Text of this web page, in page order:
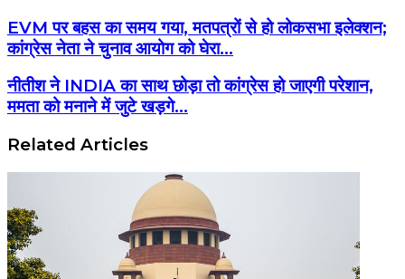
EVM पर बहस का समय गया, मतपत्रों से हो लोकसभा इलेक्शन;
कांग्रेस नेता ने चुनाव आयोग को घेरा...
नीतीश ने INDIA का साथ छोड़ा तो कांग्रेस हो जाएगी परेशान,
ममता को मनाने में जुटे खड़गे...
Related Articles